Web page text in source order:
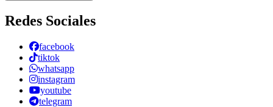
Redes Sociales
facebook
tiktok
whatsapp
instagram
youtube
telegram